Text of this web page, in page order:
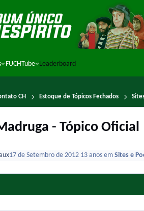
FUCHTube Leaderboard
CH Estoque de Tópicos Fechados
- Tópico Oficial
17 de Setembro de 2012 13 anos em Sites e